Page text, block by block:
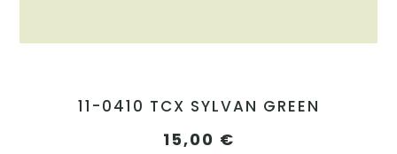
11-0410 TCX SYLVAN GREEN
15,00 €